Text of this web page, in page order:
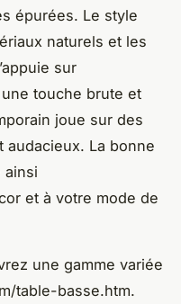
épurées. Le style
naturels et les
sur
touche brute et
joue sur des
La bonne
ainsi
et à votre mode de
une gamme variée
table-basse.htm.